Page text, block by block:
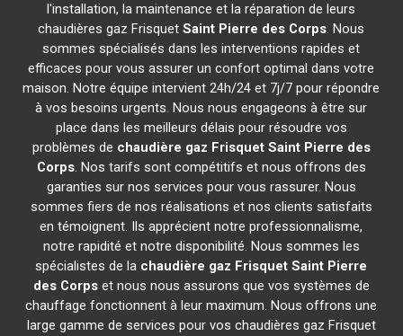
l'installation, la maintenance et la réparation de leurs
chaudières gaz FrisquetSaint Pierre des Corps. Nous
sommes spécialisés dans les interventions rapides et
efficaces pour vous assurer un confort optimal dans votre
maison. Notre équipe intervient 24h/24 et 7j/7 pour répondre
à vos besoins urgents. Nous nous engageons à être sur
place dans les meilleurs délais pour résoudre vos
problèmes de chaudière gaz Frisquet Saint Pierre des
Corps. Nos tarifs sont compétitifs et nous offrons des
garanties sur nos services pour vous rassurer. Nous
sommes fiers de nos réalisations et nos clients satisfaits
en témoignent. Ils apprécient notre professionnalisme,
notre rapidité et notre disponibilité. Nous sommes les
spécialistes de la chaudière gaz Frisquet Saint Pierre
des Corpset nous nous assurons que vos systèmes de
chauffage fonctionnent à leur maximum. Nous offrons une
large gamme de services pour vos chaudières gaz Frisquet